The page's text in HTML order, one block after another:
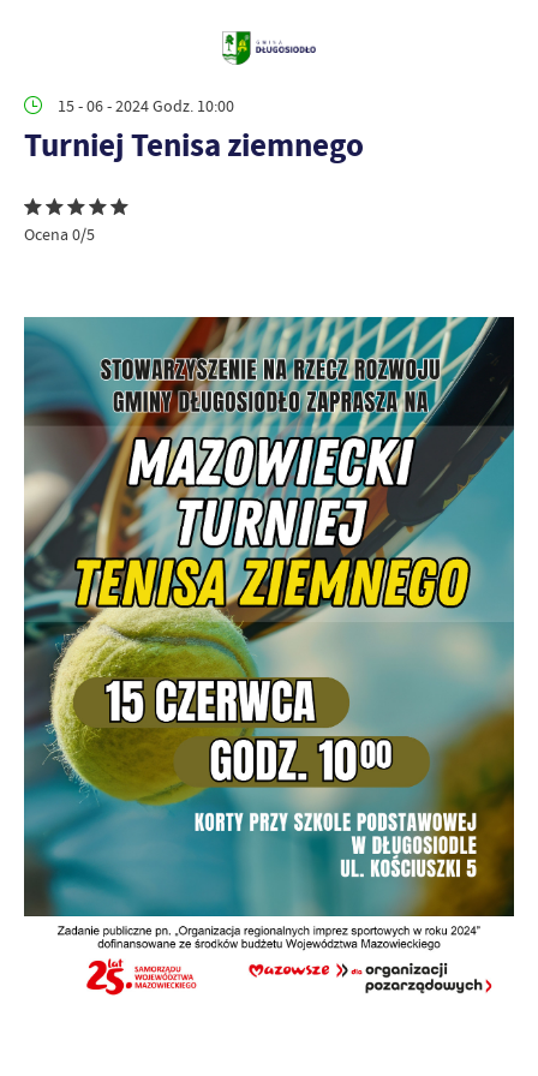
15 - 06 - 2024 Godz. 10:00
Turniej Tenisa ziemnego
Ocena 0/5